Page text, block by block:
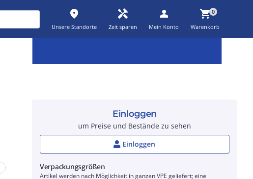
place
Unsere Standorte
handyman
Zeit sparen
person
Mein Konto
shopping_cart0
Warenkorb
Einloggen
um Preise und Bestände zu sehen
Einloggen
Verpackungsgrößen
Artikel werden nach Möglichkeit in ganzen VPE geliefert; eine